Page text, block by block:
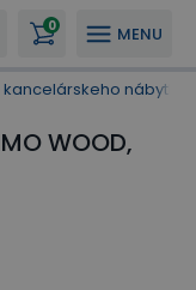
MENU
0
nábytku
WOOD,